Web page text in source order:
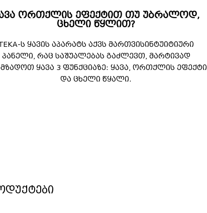
ორთქლის ეფექტით თუ უბრალოდ,
ცხელი წყლით?
ს ყავის აპარატს აქვს მართვისინტუიტიური
პანელი, რაც საშუალებას გაძლევთ, მარტივად
ყავა 3 ფუნქციაზე: ყავა, ორთქლის ეფექტი
და ცხელი წყალი.